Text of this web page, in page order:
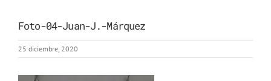
Foto-04-Juan-J.-Márquez
25 diciembre, 2020